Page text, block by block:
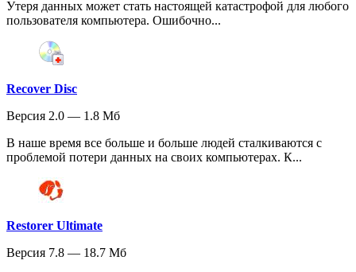
Утеря данных может стать настоящей катастрофой для любого
пользователя компьютера. Ошибочно...
Recover Disc
Версия 2.0 — 1.8 Мб
В наше время все больше и больше людей сталкиваются с
проблемой потери данных на своих компьютерах. К...
Restorer Ultimate
Версия 7.8 — 18.7 Мб